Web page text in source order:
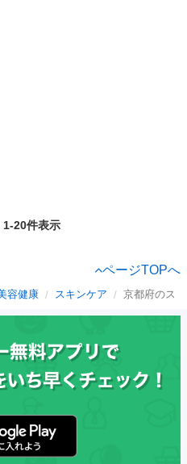
1-20件表示
ページTOPへ
容健康 スキンケア 京都府のス